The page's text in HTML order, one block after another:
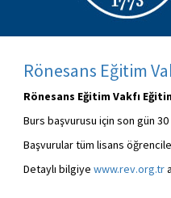
Rönesans Eğitim
Rönesans Eğitim Vakfı
Burs başvurusu için son gün 30
Başvurular tüm lisans
Detaylı bilgiye www.rev.org.tr